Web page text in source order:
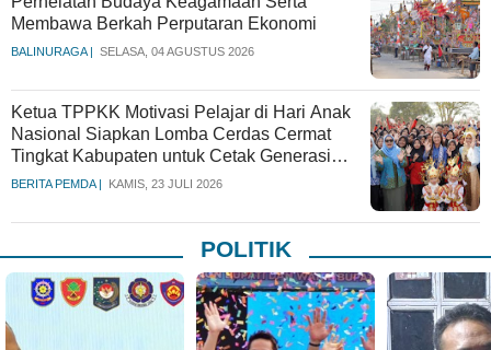
Membawa Berkah Perputaran Ekonomi
BALINURAGA | SELASA, 04 AGUSTUS 2026
Ketua TPPKK Motivasi Pelajar di Hari Anak
Nasional Siapkan Lomba Cerdas Cermat
Tingkat Kabupaten untuk Cetak Generasi
Berprestasi
BERITA PEMDA | KAMIS, 23 JULI 2026
POLITIK